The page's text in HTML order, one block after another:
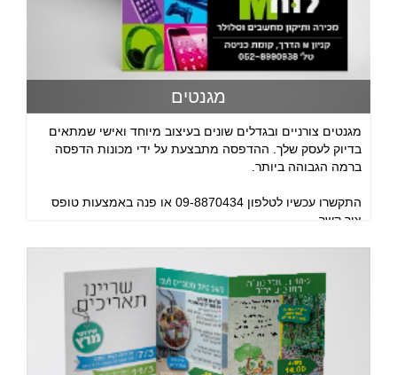
מגנטים
מגנטים צורניים ובגדלים שונים בעיצוב מיוחד ואישי שמתאים
בדיוק לעסק שלך. ההדפסה מתבצעת על ידי מכונות הדפסה
ברמה הגבוהה ביותר.
התקשרו עכשיו לטלפון 09-8870434 או פנה באמצעות טופס
צור קשר